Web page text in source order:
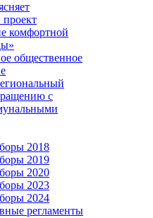
комфортной
общественное
с
2018
2019
2020
2023
2024
регламенты